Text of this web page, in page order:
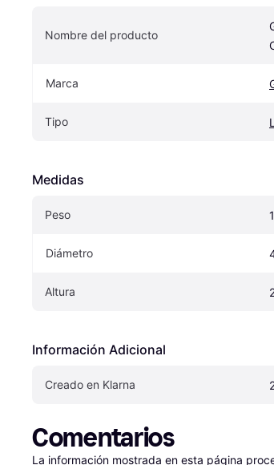
Nombre del producto
Marca
Tipo
Medidas
Peso
Diámetro
Altura
Información Adicional
Creado en Klarna
Comentarios
La información mostrada en esta página